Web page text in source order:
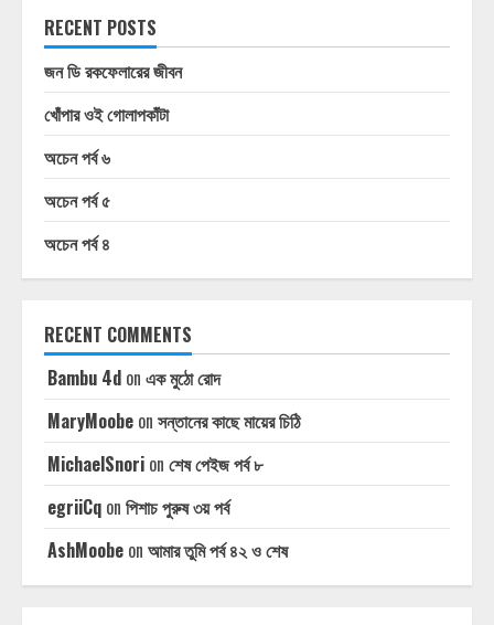
RECENT POSTS
জন ডি রকফেলারের জীবন
খোঁপার ওই গোলাপকাঁটা
অচেন পর্ব ৬
অচেন পর্ব ৫
অচেন পর্ব ৪
RECENT COMMENTS
Bambu 4d on এক মুঠো রোদ
MaryMoobe on সন্তানের কাছে মায়ের চিঠি
MichaelSnori on শেষ পেইজ পর্ব ৮
egriiCq on পিশাচ পুরুষ ৩য় পর্ব
AshMoobe on আমার তুমি পর্ব ৪২ ও শেষ